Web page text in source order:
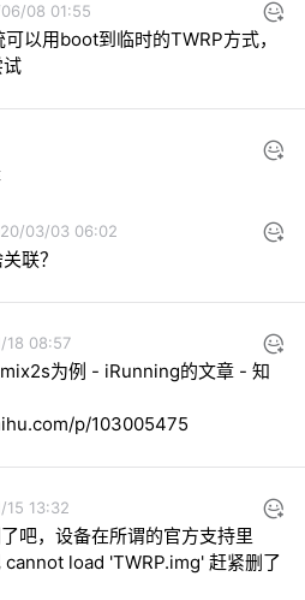
08 01:55
以用boot到临时的TWRP方式，
03/03 06:02
联？
18 08:57
为例 - iRunning的文章 - 知
p/103005475
15 13:32
吧，设备在所谓的官方支持里
load 'TWRP.img' 赶紧删了